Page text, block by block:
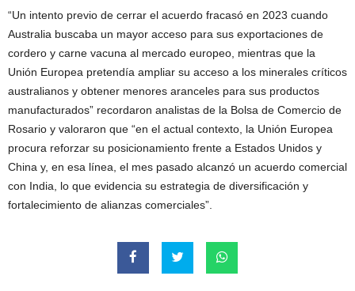
“Un intento previo de cerrar el acuerdo fracasó en 2023 cuando
Australia buscaba un mayor acceso para sus exportaciones de
cordero y carne vacuna al mercado europeo, mientras que la
Unión Europea pretendía ampliar su acceso a los minerales críticos
australianos y obtener menores aranceles para sus productos
manufacturados” recordaron analistas de la Bolsa de Comercio de
Rosario y valoraron que “en el actual contexto, la Unión Europea
procura reforzar su posicionamiento frente a Estados Unidos y
China y, en esa línea, el mes pasado alcanzó un acuerdo comercial
con India, lo que evidencia su estrategia de diversificación y
fortalecimiento de alianzas comerciales”.